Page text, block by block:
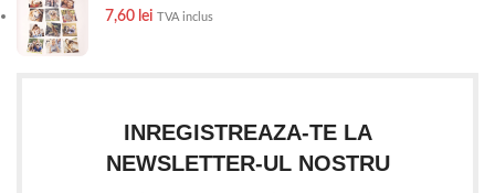
7,60 lei TVA inclus
INREGISTREAZA-TE LA
NEWSLETTER-UL NOSTRU